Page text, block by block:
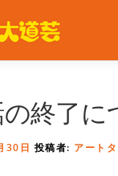
終了に
30日 投稿者: アート